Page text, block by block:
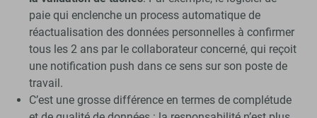
paie qui enclenche un process automatique de
réactualisation des données personnelles à confirmer
tous les 2 ans par le collaborateur concerné, qui reçoit
une notification push dans ce sens sur son poste de
travail.
C’est une grosse différence en termes de complétude